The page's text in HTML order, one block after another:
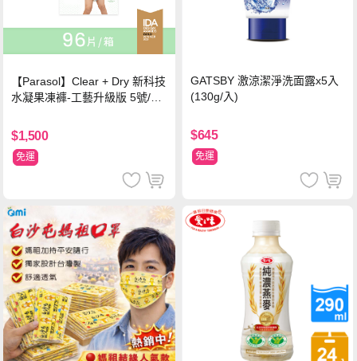
【Parasol】Clear + Dry 新科技
水凝果凍褲-工藝升級版 5號/XL
$1,500
免運
GATSBY 激涼潔淨洗面露x5入
(130g/入)
$645
免運